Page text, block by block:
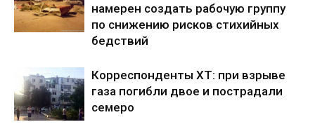
намерен создать рабочую группу
по снижению рисков стихийных
бедствий
Корреспонденты ХТ: при взрыве
газа погибли двое и пострадали
семеро